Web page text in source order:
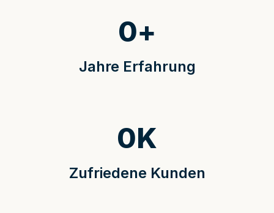
Jahre Erfahrung
0+
Zufriedene Kunden
0K